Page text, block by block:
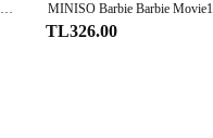
2024 moda Opal kalp kolye kale kolye kadın kızlar için gül kuvars Barbie kolye takı aksesuarları hediye
TL326.00